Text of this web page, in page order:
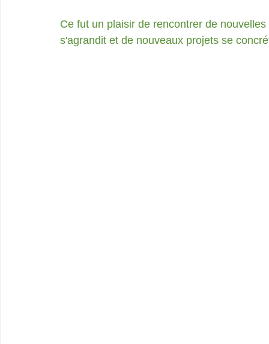
Ce fut un plaisir de rencontrer de
s'agrandit et de nouveaux projets se